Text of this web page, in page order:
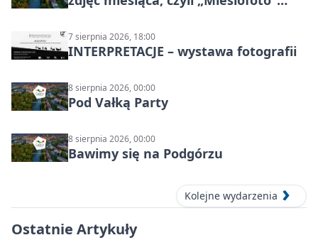
Fotograficznego
7 sierpnia 2026, 18:00
INTERPRETACJE – wystawa fotografii
8 sierpnia 2026, 00:00
Pod Vałką Party
8 sierpnia 2026, 00:00
Bawimy się na Podgórzu
Kolejne wydarzenia
Ostatnie Artykuły